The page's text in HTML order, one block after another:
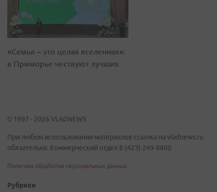
«Семья – это целая вселенная»:
в Приморье чествуют лучших
© 1997 - 2026 VLADNEWS
При любом использовании материалов ссылка на vladnews.ru
обязательна. Коммерческий отдел 8 (423) 249-8800
Политика обработки персональных данных
Рубрики